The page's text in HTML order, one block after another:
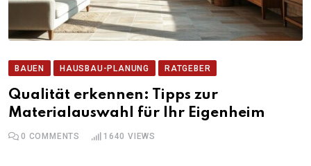
BAUEN HAUSBAU-PLANUNG RATGEBER
Qualität erkennen: Tipps zur
Materialauswahl für Ihr Eigenheim
0 COMMENTS 1640 VIEWS